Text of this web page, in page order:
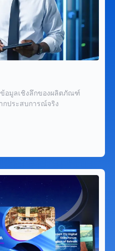
อมูลเชิงลึกของผลิตภัณฑ์
กประสบการณ์จริง